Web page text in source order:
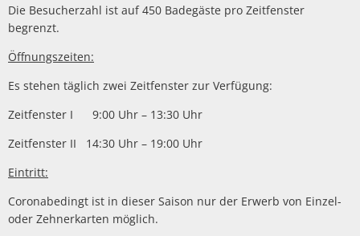
Die Besucherzahl ist auf 450 Badegäste pro Zeitfenster
begrenzt.
Öffnungszeiten:
Es stehen täglich zwei Zeitfenster zur Verfügung:
Zeitfenster I 9:00 Uhr – 13:30 Uhr
Zeitfenster II 14:30 Uhr – 19:00 Uhr
Eintritt:
Coronabedingt ist in dieser Saison nur der Erwerb von Einzel-
oder Zehnerkarten möglich.